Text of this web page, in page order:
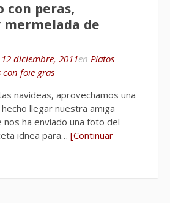
con peras,
mermelada de
12 diciembre, 2011en Platos
con foie gras
navideas, aprovechamos una
llegar nuestra amiga
nos ha enviado una foto del
idnea para… [Continuar